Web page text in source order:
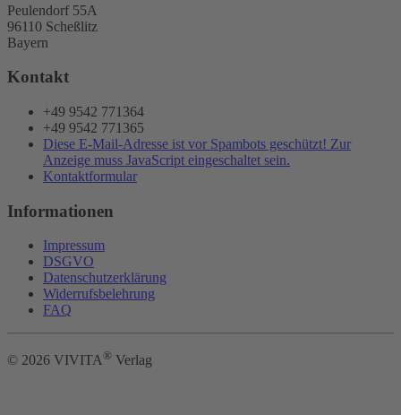
Peulendorf 55A
96110 Scheßlitz
Bayern
Kontakt
+49 9542 771364
+49 9542 771365
Diese E-Mail-Adresse ist vor Spambots geschützt! Zur
Anzeige muss JavaScript eingeschaltet sein.
Kontaktformular
Informationen
Impressum
DSGVO
Datenschutzerklärung
Widerrufsbelehrung
FAQ
© 2026 VIVITA® Verlag